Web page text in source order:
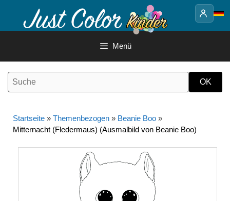
Inhalt
Menü
Startseite » Themenbezogen » Beanie Boo »
Mitternacht (Fledermaus) (Ausmalbild von Beanie Boo)